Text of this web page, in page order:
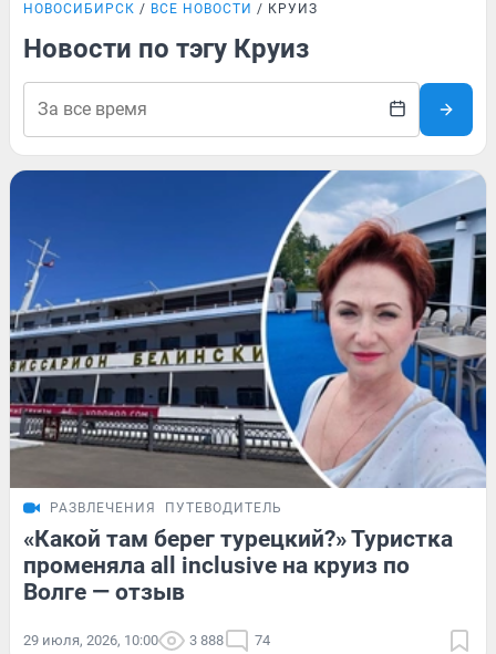
НОВОСИБИРСК ВСЕ НОВОСТИ КРУИЗ
Новости по тэгу Круиз
РАЗВЛЕЧЕНИЯ ПУТЕВОДИТЕЛЬ
«Какой там берег турецкий?» Туристка
променяла all inclusive на круиз по
Волге — отзыв
29 июля, 2026, 10:00 3 888 74